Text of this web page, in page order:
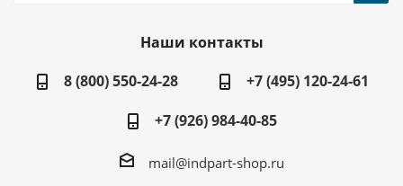
Наши контакты
8 (800) 550-24-28
+7 (495) 120-24-61
+7 (926) 984-40-85
mail@indpart-shop.ru